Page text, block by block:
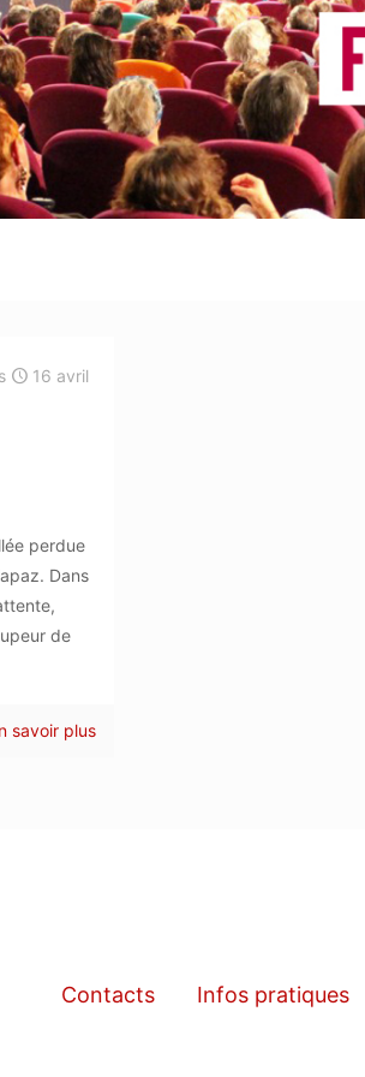
16 avril
perdue
Dans
de
savoir plus
Contacts Infos pratiques